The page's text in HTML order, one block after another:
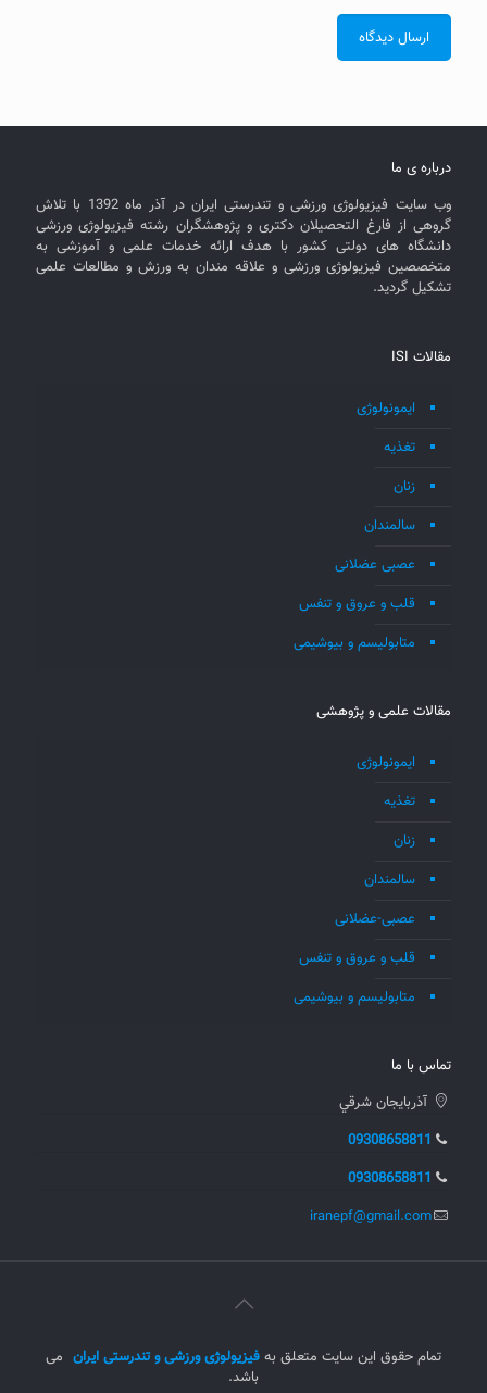
درباره ی ما
وب سایت فیزیولوژی ورزشی و تندرستی ایران در آذر ماه 1392 با تلاش
گروهی از فارغ التحصیلان دکتری و پژوهشگران رشته فیزیولوژی ورزشی
دانشگاه های دولتی کشور با هدف ارائه خدمات علمی و آموزشی به
متخصصین فیزیولوژی ورزشی و علاقه مندان به ورزش و مطالعات علمی
تشکیل گردید.
مقالات ISI
ایمونولوژی
تغذیه
زنان
سالمندان
عصبی عضلانی
قلب و عروق و تنفس
متابولیسم و بیوشیمی
مقالات علمی و پژوهشی
ایمونولوژی
تغذیه
زنان
سالمندان
عصبی-عضلانی
قلب و عروق و تنفس
متابولیسم و بیوشیمی
تماس با ما
آذربايجان شرقي
09308658811
09308658811
iranepf@gmail.com
تمام حقوق این سایت متعلق به فیزیولوژی ورزشی و تندرستی ایران می
باشد.